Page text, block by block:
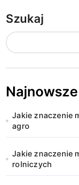
Szukaj
Jakie znaczenie
agro
Jakie znaczenie
rolniczych